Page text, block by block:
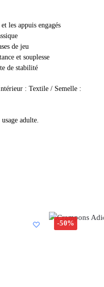
les appuis engagés
de jeu
et souplesse
de stabilité
: Textile / Semelle :
adulte.
-50%